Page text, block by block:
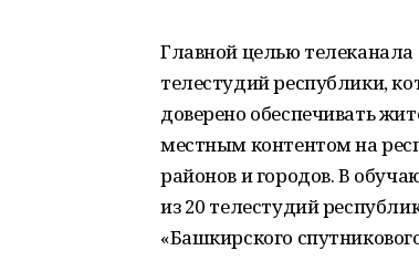
Главной целью
телестудий республики,
доверено обеспечивать
местным контентом на
районов и городов. В
из 20 телестудий
«Башкирского